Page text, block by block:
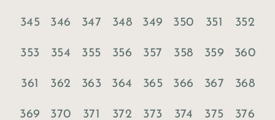
345 346 347 348 349 350 351 352
353 354 355 356 357 358 359 360
361 362 363 364 365 366 367 368
369 370 371 372 373 374 375 376